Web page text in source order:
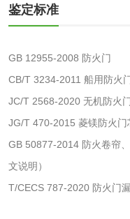
鉴定标准
GB 12955-2008 防火门
CB/T 3234-2011 船用防火
JC/T 2568-2020 无机防火
JG/T 470-2015 菱镁防火门
GB 50877-2014 防火卷帘
文说明）
T/CECS 787-2020 防火门
电厂
木质
农药